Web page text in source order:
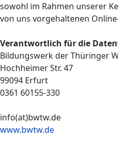
sowohl im Rahmen unserer
von uns vorgehaltenen
Verantwortlich für die
Bildungswerk der Thüringer
Hochheimer Str. 47
99094 Erfurt
0361 60155-330
info(at)bwtw.de
www.bwtw.de